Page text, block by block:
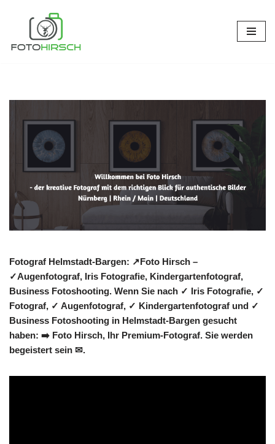
Inhalt
Fotograf Helmstadt-Bargen: ↗️Foto Hirsch –
✓Augenfotograf, Iris Fotografie, Kindergartenfotograf,
Business Fotoshooting. Wenn Sie nach ✓ Iris Fotografie, ✓
Fotograf, ✓ Augenfotograf, ✓ Kindergartenfotograf und ✓
Business Fotoshooting in Helmstadt-Bargen gesucht
haben: ➡️ Foto Hirsch, Ihr Premium-Fotograf. Sie werden
begeistert sein ✉.